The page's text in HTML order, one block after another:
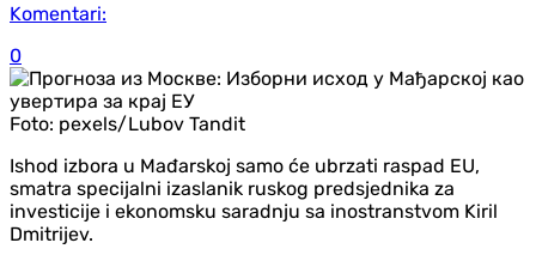
Komentari:
0
Foto: pexels/Lubov Tandit
Ishod izbora u Mađarskoj samo će ubrzati raspad EU,
smatra specijalni izaslanik ruskog predsjednika za
investicije i ekonomsku saradnju sa inostranstvom Kiril
Dmitrijev.